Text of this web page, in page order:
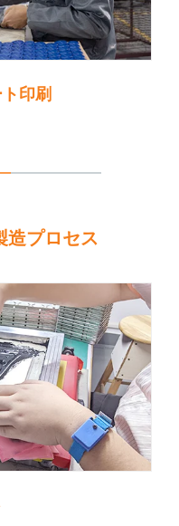
ーリング
プロセス
し子粘着剤